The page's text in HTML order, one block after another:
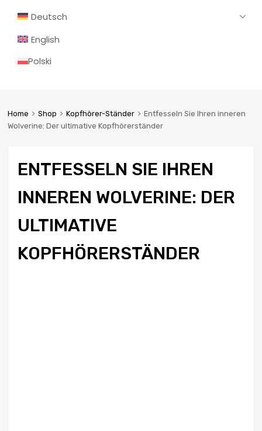
Deutsch
English
Polski
Home Shop Kopfhörer-Ständer
Entfesseln Sie Ihren inneren
Wolverine: Der ultimative Kopfhörerständer
ENTFESSELN SIE IHREN
INNEREN WOLVERINE: DER
ULTIMATIVE
KOPFHÖRERSTÄNDER